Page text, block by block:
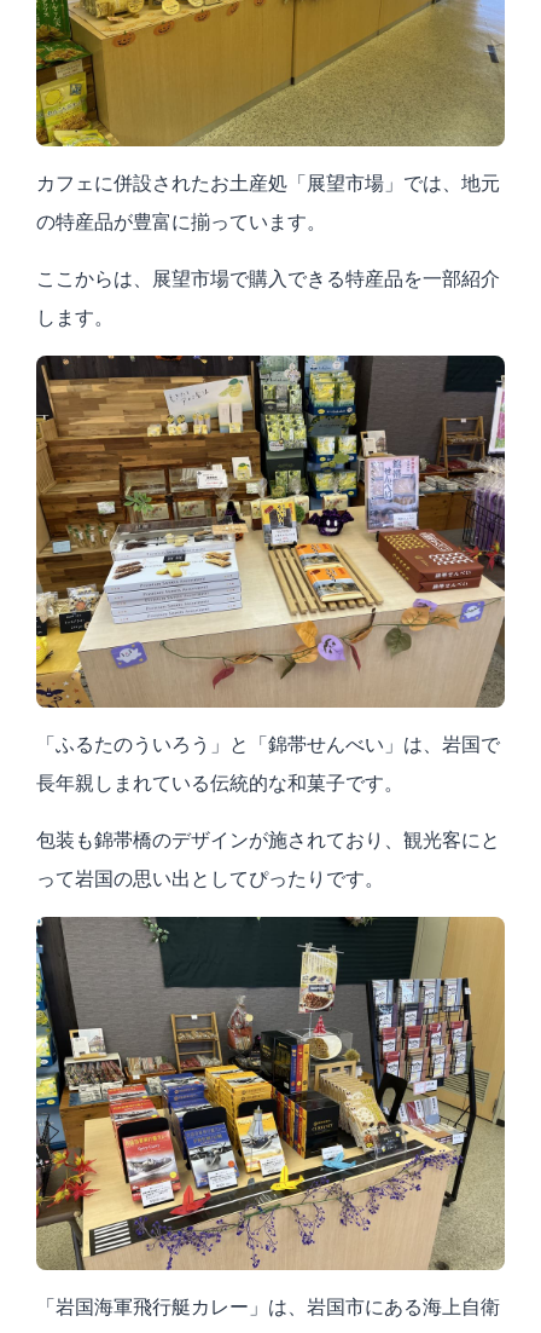
カフェに併設されたお土産処「展望市場」では、地元
の特産品が豊富に揃っています。
ここからは、展望市場で購入できる特産品を一部紹介
します。
「ふるたのういろう」と「錦帯せんべい」は、岩国で
長年親しまれている伝統的な和菓子です。
包装も錦帯橋のデザインが施されており、観光客にと
って岩国の思い出としてぴったりです。
「岩国海軍飛行艇カレー」は、岩国市にある海上自衛